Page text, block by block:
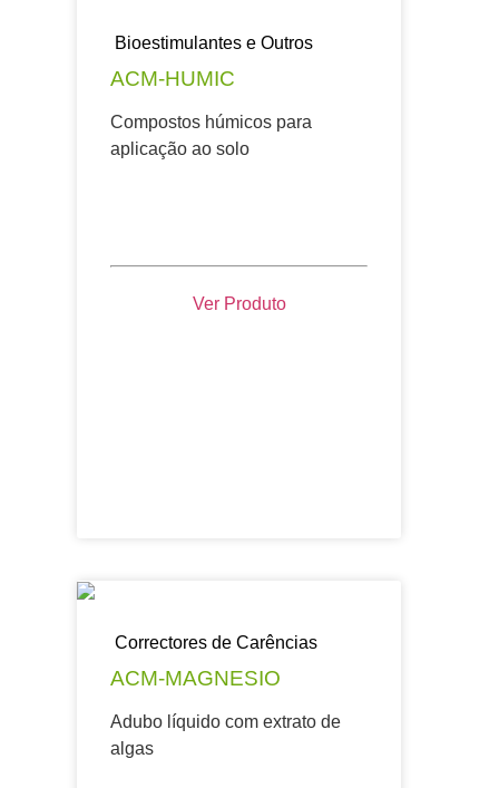
Bioestimulantes e Outros
ACM-HUMIC
Compostos húmicos para
aplicação ao solo
Ver Produto
Correctores de Carências
ACM-MAGNESIO
Adubo líquido com extrato de
algas